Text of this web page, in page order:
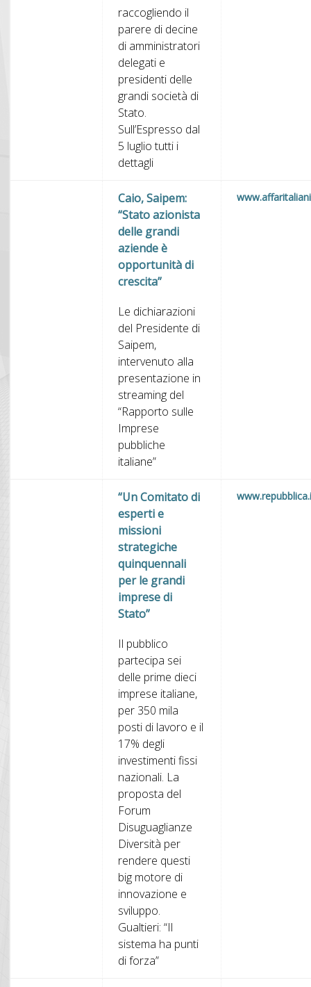
raccogliendo il
parere di decine
di amministratori
delegati e
presidenti delle
grandi società di
Stato.
Sull’Espresso dal
5 luglio tutti i
dettagli
Caio, Saipem:
“Stato azionista
delle grandi
aziende è
opportunità di
crescita”
Le dichiarazioni
del Presidente di
Saipem,
intervenuto alla
presentazione in
streaming del
“Rapporto sulle
Imprese
pubbliche
italiane”
“Un Comitato di
esperti e
missioni
strategiche
quinquennali
per le grandi
imprese di
Stato”
Il pubblico
partecipa sei
delle prime dieci
imprese italiane,
per 350 mila
posti di lavoro e il
17% degli
investimenti fissi
nazionali. La
proposta del
Forum
Disuguaglianze
Diversità per
rendere questi
big motore di
innovazione e
sviluppo.
Gualtieri: “Il
sistema ha punti
di forza”